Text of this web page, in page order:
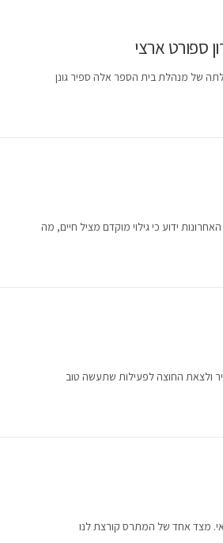
ספורט ארצי
של מנהלת בית הספר אלה ספיר גונן
ידוע כי גילוי מוקדם מציל חיים, מה
ולצאת החוצה לפעילות שתעשה טוב
מצד אחד של המתרס קורצת לנו